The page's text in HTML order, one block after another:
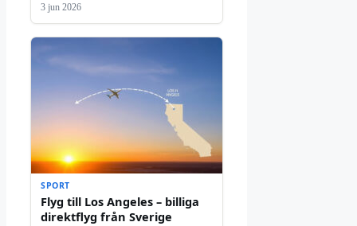
3 jun 2026
SPORT
Flyg till Los Angeles – billiga
direktflyg från Sverige